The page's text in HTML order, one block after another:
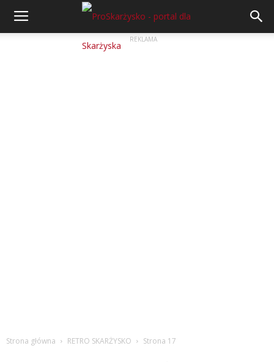
REKLAMA
Strona główna RETRO SKARŻYSKO Strona 17